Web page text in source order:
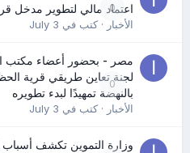
0
اعتماد مالي لتطوير مدخل
الأخبار· كتب في July 3
0
مصر - بحضور أعضاء مكتب
لجنة تعاين طريقي قرية
بالنهضة تمهيدًا لبدء تطويره
الأخبار· كتب في July 3
وزارة التموين تكشف أسباب